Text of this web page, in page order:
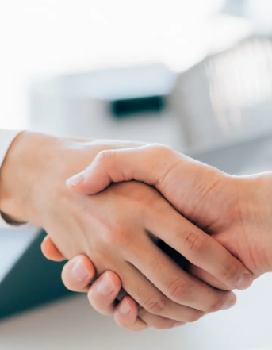
メールマガジン
「SSFニュース」
会員登録
個人情報保護方針